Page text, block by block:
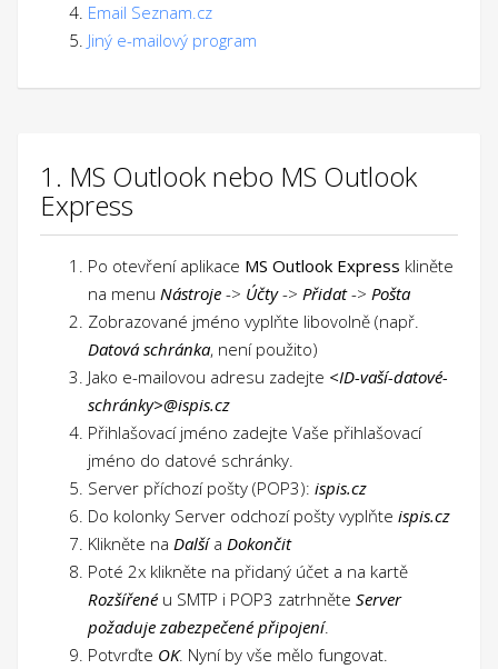
Email Seznam.cz
Jiný e-mailový program
1. MS Outlook nebo MS Outlook
Express
Po otevření aplikace MS Outlook Express kliněte
na menu Nástroje -> Účty-> Přidat-> Pošta
Zobrazované jméno vyplňte libovolně (např.
Datová schránka, není použito)
Jako e-mailovou adresu zadejte <ID-vaší-datové-
schránky>@ispis.cz
Přihlašovací jméno zadejte Vaše přihlašovací
jméno do datové schránky.
Server příchozí pošty (POP3): ispis.cz
Do kolonky Server odchozí pošty vyplňte ispis.cz
Klikněte na Dalšía Dokončit
Poté 2x klikněte na přidaný účet a na kartě
Rozšířené u SMTP i POP3 zatrhněte Server
požaduje zabezpečené připojení.
Potvrďte OK. Nyní by vše mělo fungovat.